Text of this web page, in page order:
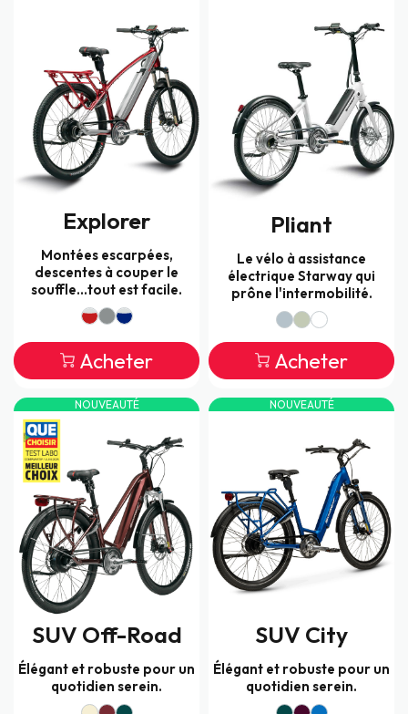
Explorer
Montées escarpées,
descentes à couper le
souffle...tout est facile.
Acheter
Pliant
Le vélo à assistance
électrique Starway qui
prône l'intermobilité.
Acheter
NOUVEAUTÉ
SUV Off-Road
Élégant et robuste pour un
quotidien serein.
NOUVEAUTÉ
SUV City
Élégant et robuste pour un
quotidien serein.